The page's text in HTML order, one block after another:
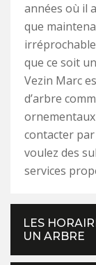
années où il
que
que ce soit
Vezin Marc
d’arbre
contacter
voulez des
services
LES
UN ARBRE